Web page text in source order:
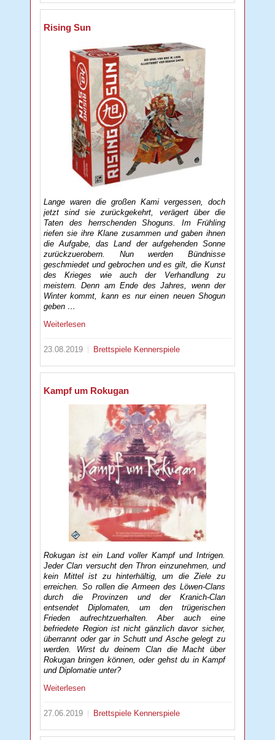
Rising Sun
Lange waren die großen Kami vergessen, doch
jetzt sind sie zurückgekehrt, verägert über die
Taten des herrschenden Shoguns. Im Frühling
riefen sie ihre Klane zusammen und gaben ihnen
die Aufgabe, das Land der aufgehenden Sonne
zurückzuerobern. Nun werden Bündnisse
geschmiedet und gebrochen und es gilt, die Kunst
des Krieges wie auch der Verhandlung zu
meistern. Denn am Ende des Jahres, wenn der
Winter kommt, kann es nur einen neuen Shogun
geben …
Weiterlesen
23.08.2019 Brettspiele Kennerspiele
Kampf um Rokugan
Rokugan ist ein Land voller Kampf und Intrigen.
Jeder Clan versucht den Thron einzunehmen, und
kein Mittel ist zu hinterhältig, um die Ziele zu
erreichen. So rollen die Armeen des Löwen-Clans
durch die Provinzen und der Kranich-Clan
entsendet Diplomaten, um den trügerischen
Frieden aufrechtzuerhalten. Aber auch eine
befriedete Region ist nicht gänzlich davor sicher,
überrannt oder gar in Schutt und Asche gelegt zu
werden. Wirst du deinem Clan die Macht über
Rokugan bringen können, oder gehst du in Kampf
und Diplomatie unter?
Weiterlesen
27.06.2019 Brettspiele Kennerspiele